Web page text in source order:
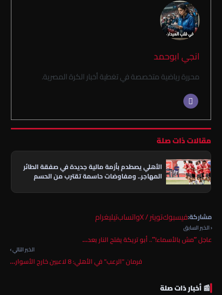
انجي ابوحمد
محررة رياضية متخصصة في تغطية أخبار الكرة المصرية.
مقالات ذات صلة
الأهلي يصطدم بأزمة مالية جديدة في صفقة الطائر
المهاجر.. ومفاوضات حاسمة تقترب من الحسم
مشاركة:فيسبوكتويتر / X واتسابتيليغرام
‹ الخبر السابق
عاجل “مش بالأسماء!”.. أبو تريكة يفتح النار بعد…
الخبر التالي ›
فرمان "الرعب" في الأهلي: 8 لاعبين خارج الأسوار…
📰 أخبار ذات صلة